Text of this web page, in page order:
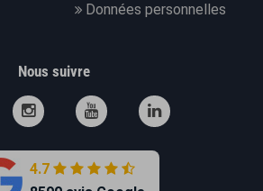
Données personnelles
Nous suivre
4.7